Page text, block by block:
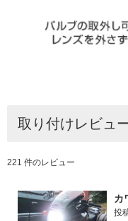
取り付けレビュ
221 件のレビュー
カ
投